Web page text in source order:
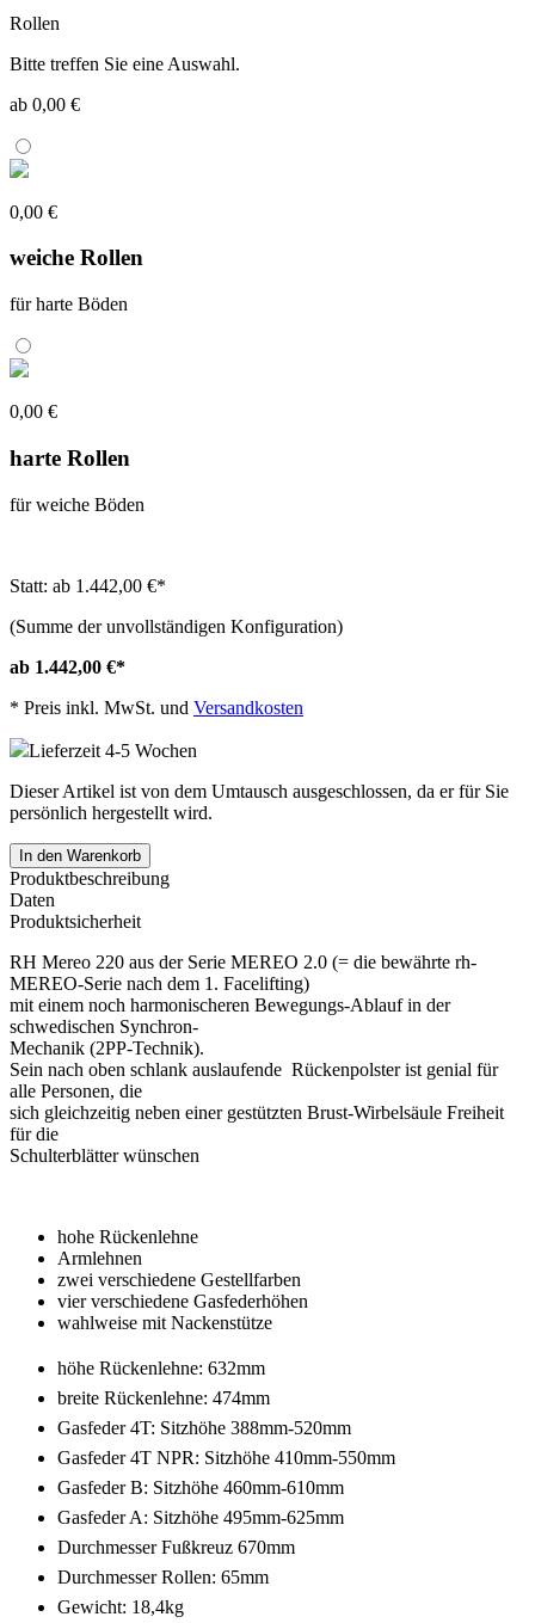
Rollen
Bitte treffen Sie eine Auswahl.
ab 0,00 €
0,00 €
weiche Rollen
für harte Böden
0,00 €
harte Rollen
für weiche Böden
Statt: ab 1.442,00 €*
(Summe der unvollständigen Konfiguration)
ab 1.442,00 €*
* Preis inkl. MwSt. und Versandkosten
Lieferzeit 4-5 Wochen
Dieser Artikel ist von dem Umtausch ausgeschlossen, da er für Sie
persönlich hergestellt wird.
In den Warenkorb
Produktbeschreibung
Daten
Produktsicherheit
RH Mereo 220 aus der Serie MEREO 2.0 (= die bewährte rh-
MEREO-Serie nach dem 1. Facelifting)
mit einem noch harmonischeren Bewegungs-Ablauf in der
schwedischen Synchron-
Mechanik (2PP-Technik).
Sein nach oben schlank auslaufende Rückenpolster ist genial für
alle Personen, die
sich gleichzeitig neben einer gestützten Brust-Wirbelsäule Freiheit
für die
Schulterblätter wünschen
hohe Rückenlehne
Armlehnen
zwei verschiedene Gestellfarben
vier verschiedene Gasfederhöhen
wahlweise mit Nackenstütze
höhe Rückenlehne: 632mm
breite Rückenlehne: 474mm
Gasfeder 4T: Sitzhöhe 388mm-520mm
Gasfeder 4T NPR: Sitzhöhe 410mm-550mm
Gasfeder B: Sitzhöhe 460mm-610mm
Gasfeder A: Sitzhöhe 495mm-625mm
Durchmesser Fußkreuz 670mm
Durchmesser Rollen: 65mm
Gewicht: 18,4kg